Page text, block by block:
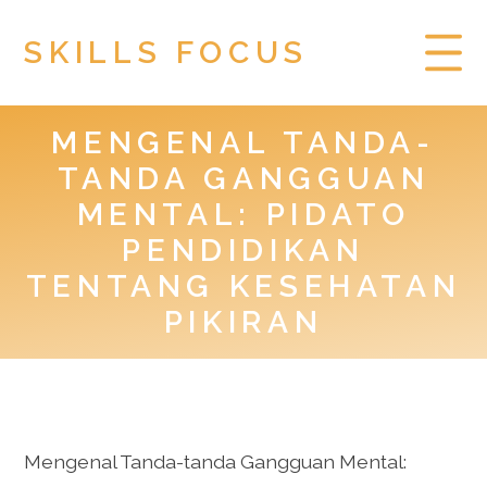
SKILLS FOCUS
HOME
PRIVACY POLICY
TOGEL HONGKONG
MENGENAL TANDA-
TANDA GANGGUAN
MENTAL: PIDATO
PENDIDIKAN
TENTANG KESEHATAN
PIKIRAN
Mengenal Tanda-tanda Gangguan Mental: